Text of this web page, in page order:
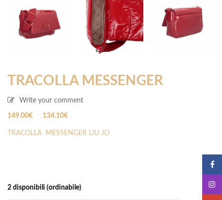
TRACOLLA MESSENGER
Write your comment
Il
originale
149.00€
Il
attuale
134.10€
TRACOLLA MESSENGER LIU JO
2 disponibili (ordinabile)